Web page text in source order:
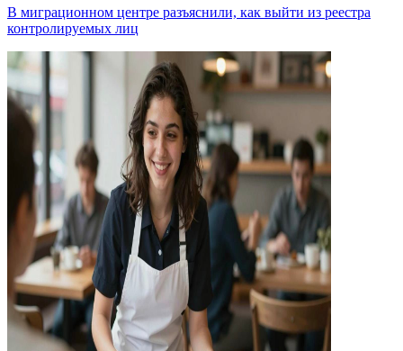
В миграционном центре разъяснили, как выйти из реестра
контролируемых лиц